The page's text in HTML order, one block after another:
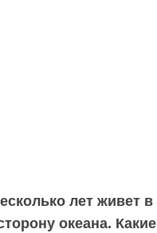
лет
океана.